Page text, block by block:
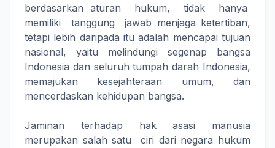
berdasarkan aturan hukum, tidak hanya
memiliki tanggung jawab menjaga ketertiban,
tetapi lebih daripada itu adalah mencapai tujuan
nasional, yaitu melindungi segenap bangsa
Indonesia dan seluruh tumpah darah Indonesia,
memajukan kesejahteraan umum, dan
mencerdaskan kehidupan bangsa.
Jaminan terhadap hak asasi manusia
merupakan salah satu ciri dari negara hukum